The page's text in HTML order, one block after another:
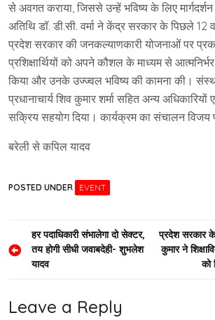
से अवगत कराया, जिससे उन्हें भविष्य के लिए
अतिथि डॉ. डी.सी. वर्मा ने केंद्र सरकार के पिछले 12
प्रदेश सरकार की जनकल्याणकारी योजनाओं पर
प्रशिक्षार्थियों को अपने कौशल के माध्यम से
किया और उनके उज्ज्वल भविष्य की कामना की।
प्रधानाचार्य शिव कुमार शर्मा सहित अन्य अधिकारियों
सक्रिय सहयोग दिया। कार्यक्रम का संचालन विजय
बरेली से कपिल यादव
POSTED UNDER EVENT
Post
navigation
हर पदाधिकारी संभालेगा दो सेक्टर,
तय होगी सीधी जवाबदेही- शुभलेश
यादव
प्रदेश सरकार
कुमार ने
को
Leave a Reply